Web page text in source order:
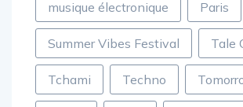
musique électronique Paris
Summer Vibes Festival Tale
Tchami Techno